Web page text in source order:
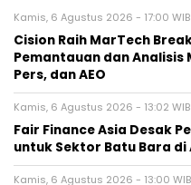
Kamis, 6 Agustus 2026 - 17:00 WIB
Cision Raih MarTech
Pemantauan dan Analisis
Pers, dan AEO
Kamis, 6 Agustus 2026 - 13:02 WIB
Fair Finance Asia Desak
untuk Sektor Batu Bara di
Kamis, 6 Agustus 2026 - 13:00 WIB